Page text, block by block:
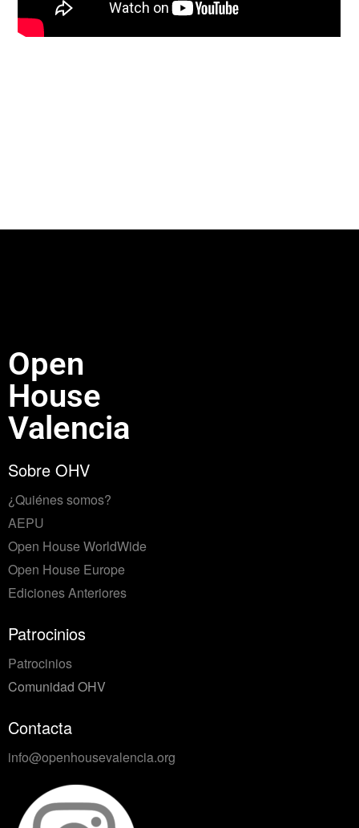
Open
House
Valencia
Sobre OHV
¿Quiénes somos?
AEPU
Open House WorldWide
Open House Europe
Ediciones Anteriores
Patrocinios
Patrocinios
Comunidad OHV
Contacta
info@openhousevalencia.org